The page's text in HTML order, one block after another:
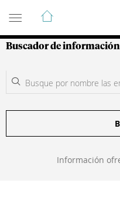
Guía de
Buscador de información
Información